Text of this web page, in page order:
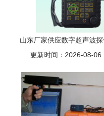
山东厂家供应数字超声波
数字超声波探伤仪厂家促销,
北京吉泰科仪检测
更新时间：2026-08-06